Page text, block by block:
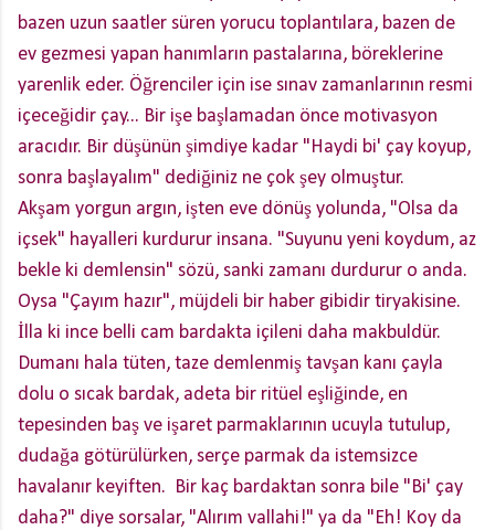
bazen uzun saatler süren yorucu toplantılara, bazen de
ev gezmesi yapan hanımların pastalarına, böreklerine
yarenlik eder. Öğrenciler için ise sınav zamanlarının resmi
içeceğidir çay... Bir işe başlamadan önce motivasyon
aracıdır. Bir düşünün şimdiye kadar "Haydi bi' çay koyup,
sonra başlayalım" dediğiniz ne çok şey olmuştur.
Akşam yorgun argın, işten eve dönüş yolunda, "Olsa da
içsek" hayalleri kurdurur insana. "Suyunu yeni koydum, az
bekle ki demlensin" sözü, sanki zamanı durdurur o anda.
Oysa "Çayım hazır", müjdeli bir haber gibidir tiryakisine.
İlla ki ince belli cam bardakta içileni daha makbuldür.
Dumanı hala tüten, taze demlenmiş tavşan kanı çayla
dolu o sıcak bardak, adeta bir ritüel eşliğinde, en
tepesinden baş ve işaret parmaklarının ucuyla tutulup,
dudağa götürülürken, serçe parmak da istemsizce
havalanır keyiften. Bir kaç bardaktan sonra bile "Bi' çay
daha?" diye sorsalar, "Alırım vallahi!" ya da "Eh! Koy da